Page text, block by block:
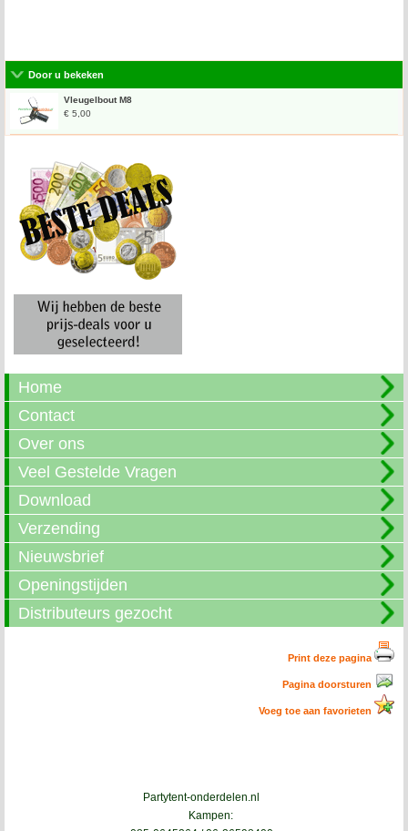
Door u bekeken
Vleugelbout M8
€ 5,00
Home
Contact
Over ons
Veel Gestelde Vragen
Download
Verzending
Nieuwsbrief
Openingstijden
Distributeurs gezocht
Print deze pagina
Pagina doorsturen
Voeg toe aan favorieten
Partytent-onderdelen.nl
Kampen: